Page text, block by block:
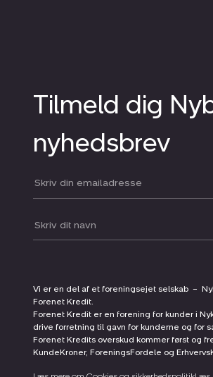
Tilmeld dig
nyhedsbrev
Din email:
Dit navn:
Vi er en del af et foreningsejet selskab –
Forenet Kredit.
Forenet Kredit er en forening for kunder i
drive forretning til gavn for kunderne og for
Forenet Kredits overskud kommer først og
KundeKroner, ForeningsFordele og